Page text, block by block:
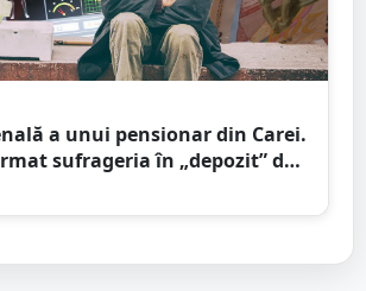
a unui pensionar din Carei.
sufrageria în „depozit” de
venea prin curier